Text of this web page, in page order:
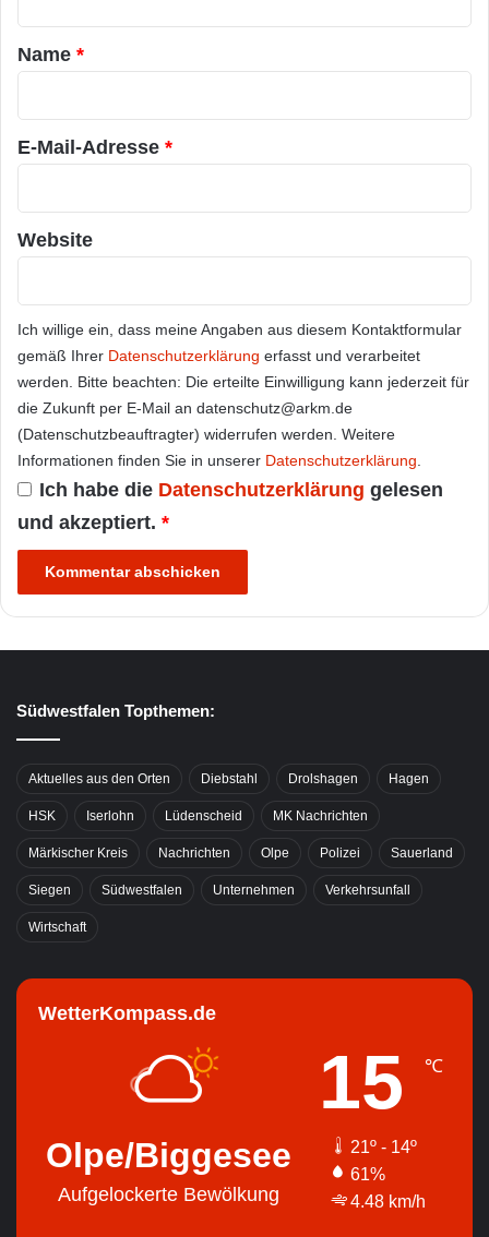
a
r
*
Name *
E-Mail-Adresse *
Website
Ich willige ein, dass meine Angaben aus diesem Kontaktformular
gemäß Ihrer Datenschutzerklärung erfasst und verarbeitet
werden. Bitte beachten: Die erteilte Einwilligung kann jederzeit für
die Zukunft per E-Mail an datenschutz@arkm.de
(Datenschutzbeauftragter) widerrufen werden. Weitere
Informationen finden Sie in unserer Datenschutzerklärung.
Ich habe die Datenschutzerklärung gelesen
und akzeptiert. *
Südwestfalen Topthemen:
Aktuelles aus den Orten Diebstahl Drolshagen Hagen
HSK Iserlohn Lüdenscheid MK Nachrichten
Märkischer Kreis Nachrichten Olpe Polizei Sauerland
Siegen Südwestfalen Unternehmen Verkehrsunfall
Wirtschaft
WetterKompass.de
Olpe/Biggesee
Aufgelockerte Bewölkung
15 ℃
21º - 14º
61%
4.48 km/h